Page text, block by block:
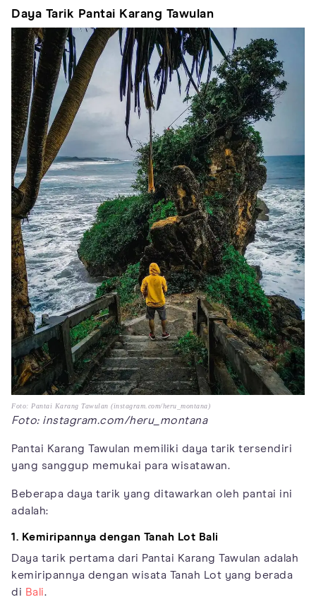
Daya Tarik Pantai Karang Tawulan
Foto: Pantai Karang Tawulan (instagram.com/heru_montana)
Foto: instagram.com/heru_montana
Pantai Karang Tawulan memiliki daya tarik tersendiri
yang sanggup memukai para wisatawan.
Beberapa daya tarik yang ditawarkan oleh pantai ini
adalah:
1. Kemiripannya dengan Tanah Lot Bali
Daya tarik pertama dari Pantai Karang Tawulan adalah
kemiripannya dengan wisata Tanah Lot yang berada
di Bali.